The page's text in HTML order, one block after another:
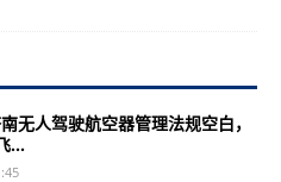
无人驾驶航空器管理法规空白，
...